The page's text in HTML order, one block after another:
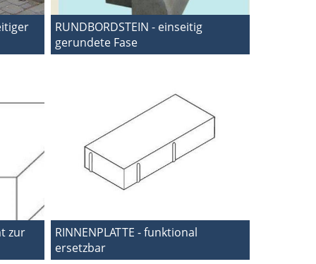
RUNDBORDSTEIN - einseitig
gerundete Fase
zur
RINNENPLATTE - funktional
ersetzbar